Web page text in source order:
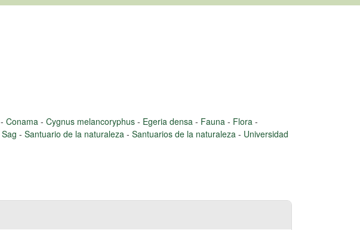
- Conama - Cygnus melancoryphus - Egeria densa - Fauna - Flora -
Sag - Santuario de la naturaleza - Santuarios de la naturaleza - Universidad